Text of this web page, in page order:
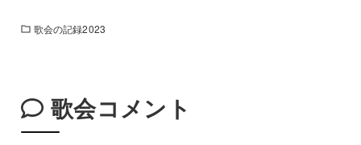
歌会の記録2023
歌会コメント